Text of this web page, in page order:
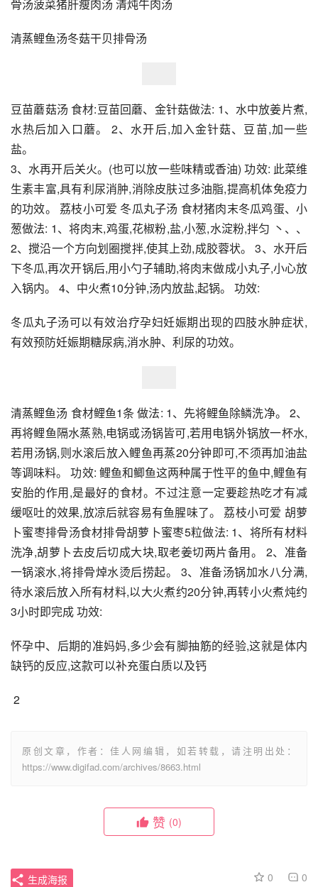
骨汤菠菜猪肝瘦肉汤 清炖牛肉汤
清蒸鲤鱼汤冬菇干贝排骨汤
豆苗蘑菇汤 食材:豆苗回蘑、金针菇做法: 1、水中放姜片煮,
水热后加入口蘑。 2、水开后,加入金针菇、豆苗,加一些
盐。
3、水再开后关火。(也可以放一些味精或香油) 功效: 此菜维
生素丰富,具有利尿消肿,消除皮肤过多油脂,提高机体免疫力
的功效。 荔枝小可爱 冬瓜丸子汤 食材猪肉末冬瓜鸡蛋、小
葱做法: 1、将肉末,鸡蛋,花椒粉,盐,小葱,水淀粉,拌匀 丶、、
2、搅沿一个方向划圈搅拌,使其上劲,成胶蓉状。 3、水开后
下冬瓜,再次开锅后,用小勺子辅助,将肉末做成小丸子,小心放
入锅内。 4、中火煮10分钟,汤内放盐,起锅。 功效:
冬瓜丸子汤可以有效治疗孕妇妊娠期出现的四肢水肿症状,
有效预防妊娠期糖尿病,消水肿、利尿的功效。
清蒸鲤鱼汤 食材鲤鱼1条 做法: 1、先将鲤鱼除鳞洗净。 2、
再将鲤鱼隔水蒸熟,电锅或汤锅皆可,若用电锅外锅放一杯水,
若用汤锅,则水滚后放入鲤鱼再蒸20分钟即可,不须再加油盐
等调味料。 功效: 鲤鱼和鲫鱼这两种属于性平的鱼中,鲤鱼有
安胎的作用,是最好的食材。不过注意一定要趁热吃才有减
缓呕吐的效果,放凉后就容易有鱼腥味了。 荔枝小可爱 胡萝
卜蜜枣排骨汤食材排骨胡萝卜蜜枣5粒做法: 1、将所有材料
洗净,胡萝卜去皮后切成大块,取老姜切两片备用。 2、准备
一锅滚水,将排骨焯水烫后捞起。 3、准备汤锅加水八分满,
待水滚后放入所有材料,以大火煮约20分钟,再转小火煮炖约
3小时即完成 功效:
怀孕中、后期的准妈妈,多少会有脚抽筋的经验,这就是体内
缺钙的反应,这款可以补充蛋白质以及钙
2
原创文章，作者：佳人网编辑，如若转载，请注明出处：
https://www.digifad.com/archives/8663.html
赞 (0)
0 0
生成海报